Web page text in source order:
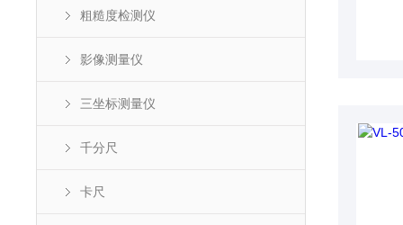
粗糙度检测仪
影像测量仪
三坐标测量仪
千分尺
卡尺